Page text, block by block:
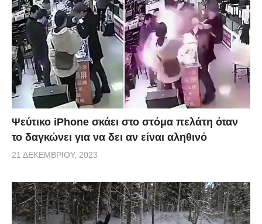
Ψεύτικο iPhone σκάει στο στόμα πελάτη όταν
το δαγκώνει για να δει αν είναι αληθινό
21 ΔΕΚΕΜΒΡΊΟΥ, 2023